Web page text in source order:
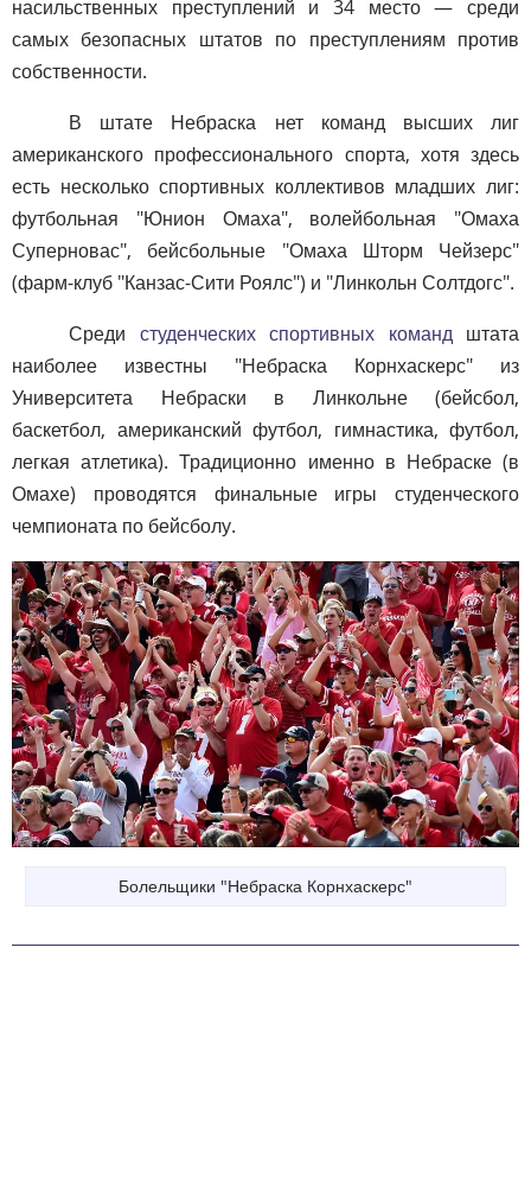
насильственных преступлений и 34 место — среди
самых безопасных штатов по преступлениям против
собственности.
В штате Небраска нет команд высших лиг
американского профессионального спорта, хотя здесь
есть несколько спортивных коллективов младших лиг:
футбольная "Юнион Омаха", волейбольная "Омаха
Суперновас", бейсбольные "Омаха Шторм Чейзерс"
(фарм-клуб "Канзас-Сити Роялс") и "Линкольн Солтдогс".
Среди студенческих спортивных командштата
наиболее известны "Небраска Корнхаскерс" из
Университета Небраски в Линкольне (бейсбол,
баскетбол, американский футбол, гимнастика, футбол,
легкая атлетика). Традиционно именно в Небраске (в
Омахе) проводятся финальные игры студенческого
чемпионата по бейсболу.
Болельщики "Небраска Корнхаскерс"